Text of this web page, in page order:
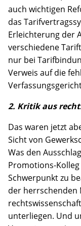
auch wichtigen
das
Erleichterung der
verschiedene
nur bei
Verweis auf die
2. Kritik aus
Das waren jetzt
Sicht von
Was den
Promotions-
Schwerpunkt zu
der herrschenden
unterliegen. Und